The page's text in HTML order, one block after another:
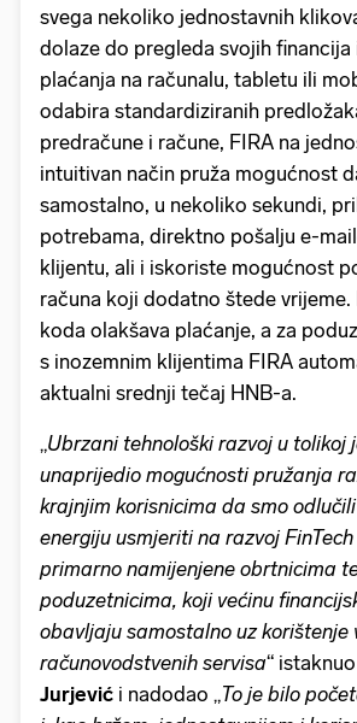
svega nekoliko jednostavnih
dolaze do pregleda svojih financija
plaćanja na računalu, tabletu ili
odabira standardiziranih
predračune i račune, FIRA na
intuitivan način pruža mogućnost
samostalno, u nekoliko sekundi,
potrebama, direktno pošalju e-
klijentu, ali i iskoriste mogućnost
računa koji dodatno štede
koda olakšava plaćanje, a za
s inozemnim klijentima FIRA
aktualni srednji tečaj HNB-a.
„Ubrzani tehnološki razvoj u tolikoj
unaprijedio mogućnosti pružanja
krajnjim korisnicima da smo
energiju usmjeriti na razvoj
primarno namijenjene obrtnicima
poduzetnicima, koji većinu
obavljaju samostalno uz korištenje
računovodstvenih servisa“
Jurjević i nadodao „To je bilo